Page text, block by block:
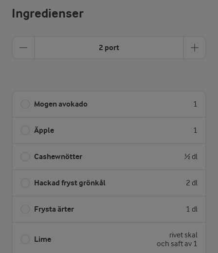
Ingredienser
2 port
Mogen avokado 1
Äpple 1
Cashewnötter ½ dl
Hackad fryst grönkål 2 dl
Frysta ärter 1 dl
Lime
rivet skal
och saft av 1